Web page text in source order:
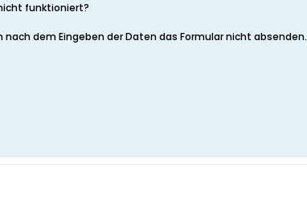
funktioniert?
dem Eingeben der Daten das Formular nicht absenden.